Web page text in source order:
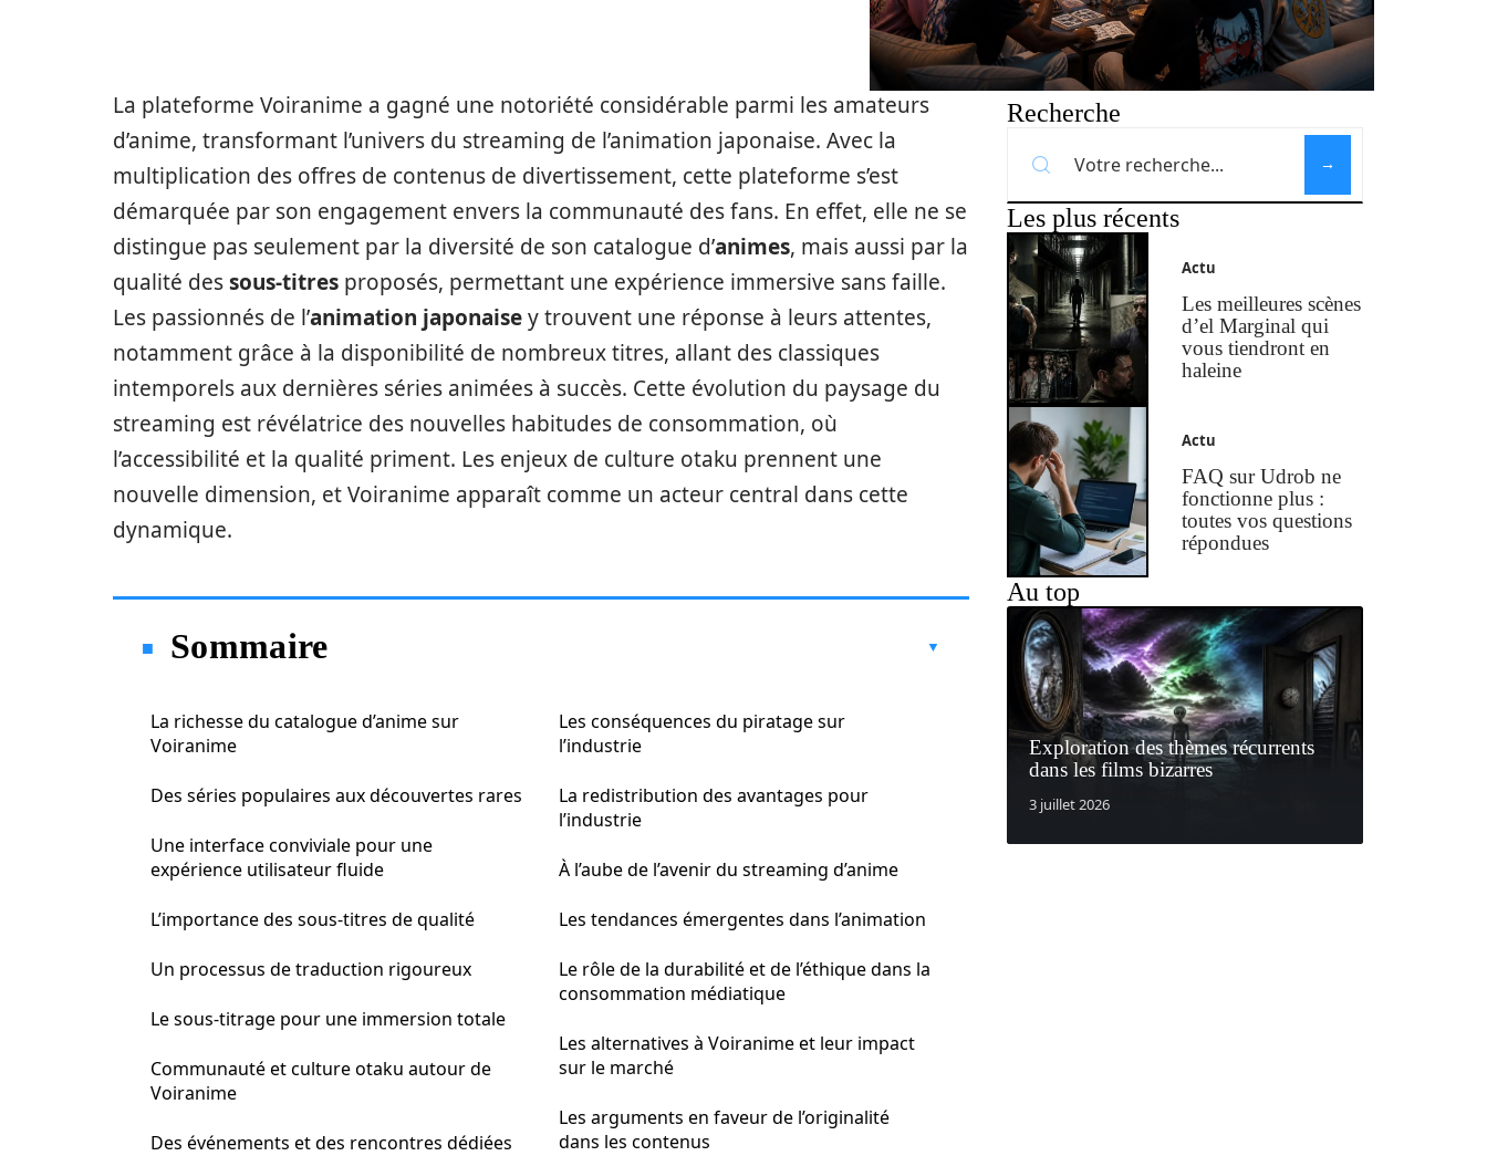
La plateforme Voiranime a gagné une notoriété considérable parmi les amateurs
d’anime, transformant l’univers du streaming de l’animation japonaise. Avec la
multiplication des offres de contenus de divertissement, cette plateforme s’est
démarquée par son engagement envers la communauté des fans. En effet, elle ne se
distingue pas seulement par la diversité de son catalogue d’animes, mais aussi par la
qualité dessous-titres proposés, permettant une expérience immersive sans faille.
Les passionnés de l’animation japonaisey trouvent une réponse à leurs attentes,
notamment grâce à la disponibilité de nombreux titres, allant des classiques
intemporels aux dernières séries animées à succès. Cette évolution du paysage du
streaming est révélatrice des nouvelles habitudes de consommation, où
l’accessibilité et la qualité priment. Les enjeux de culture otaku prennent une
nouvelle dimension, et Voiranime apparaît comme un acteur central dans cette
dynamique.
Sommaire
La richesse du catalogue d’anime sur
Voiranime
Des séries populaires aux découvertes rares
Une interface conviviale pour une
expérience utilisateur fluide
L’importance des sous-titres de qualité
Un processus de traduction rigoureux
Le sous-titrage pour une immersion totale
Communauté et culture otaku autour de
Voiranime
Des événements et des rencontres dédiées
Les conséquences du piratage sur
l’industrie
La redistribution des avantages pour
l’industrie
À l’aube de l’avenir du streaming d’anime
Les tendances émergentes dans l’animation
Le rôle de la durabilité et de l’éthique dans la
consommation médiatique
Les alternatives à Voiranime et leur impact
sur le marché
Les arguments en faveur de l’originalité
dans les contenus
Recherche
Les plus récents
Actu
Les meilleures scènes
d’el Marginal qui
vous tiendront en
haleine
Actu
FAQ sur Udrob ne
fonctionne plus :
toutes vos questions
répondues
Au top
Exploration des thèmes récurrents
dans les films bizarres
3 juillet 2026